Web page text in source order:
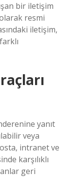
bir iletişim
resmi
iletişim,
yanıt
veya
intranet ve
karşılıklı
geri